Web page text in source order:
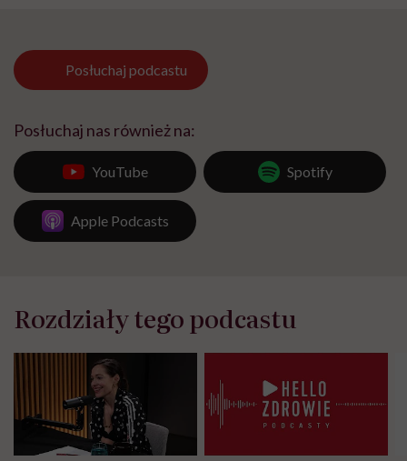
Posłuchaj podcastu
Posłuchaj nas również na:
YouTube Spotify
Apple Podcasts
Rozdziały tego podcastu